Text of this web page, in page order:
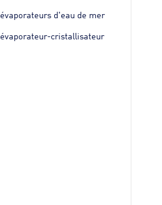
évaporateurs d'eau de mer
évaporateur-cristallisateur